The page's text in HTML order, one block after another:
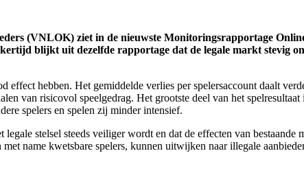
(VNLOK) ziet in de nieuwste Monitoringsrapportage
blijkt uit dezelfde rapportage dat de legale markt stevig
hebben. Het gemiddelde verlies per spelersaccount daalt
van risicovol speelgedrag. Het grootste deel van het
spelers en spelen zij minder intensief.
stelsel steeds veiliger wordt en dat de effecten van bestaande
name kwetsbare spelers, kunnen uitwijken naar illegale